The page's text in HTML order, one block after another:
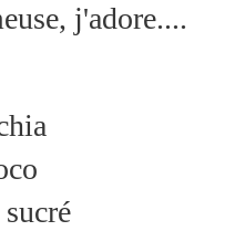
j'adore....